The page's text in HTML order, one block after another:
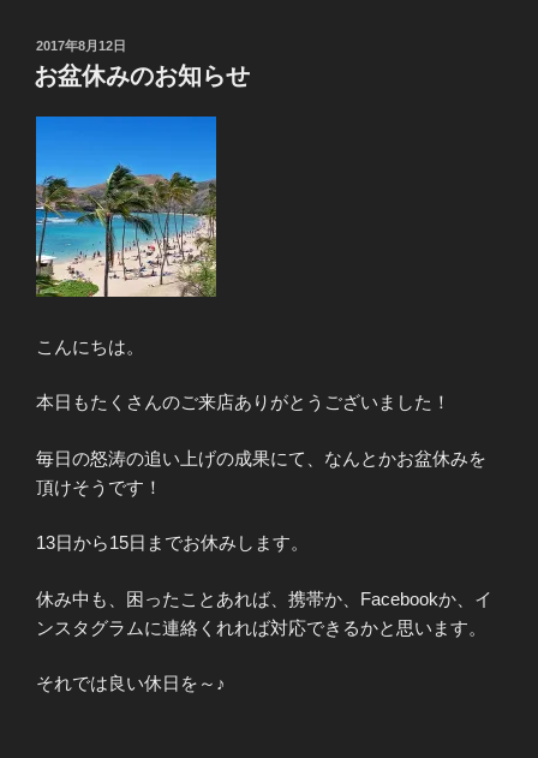
投
稿
日:
2017年8月12日
お盆休みのお知らせ
こんにちは。
本日もたくさんのご来店ありがとうございました！
毎日の怒涛の追い上げの成果にて、なんとかお盆休みを
頂けそうです！
13日から15日までお休みします。
休み中も、困ったことあれば、携帯か、Facebookか、イ
ンスタグラムに連絡くれれば対応できるかと思います。
それでは良い休日を～♪